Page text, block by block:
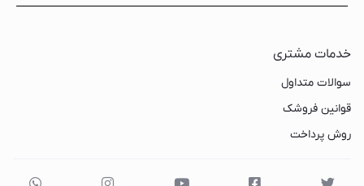
خدمات مشتری
سوالات متداول
قوانین فروشک
روش پرداخت